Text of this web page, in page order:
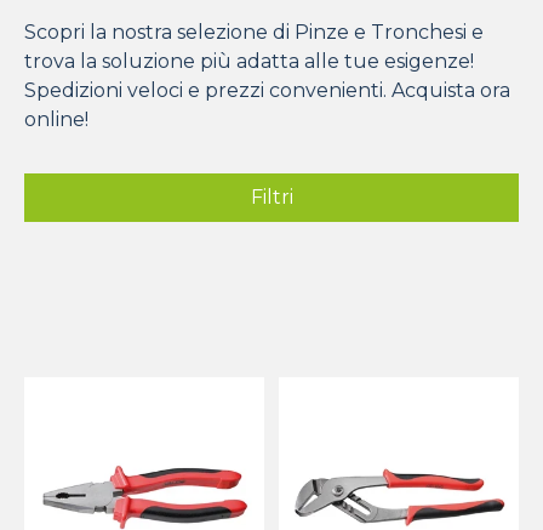
Scopri la nostra selezione di Pinze e Tronchesi e
trova la soluzione più adatta alle tue esigenze!
Spedizioni veloci e prezzi convenienti. Acquista ora
online!
Filtri